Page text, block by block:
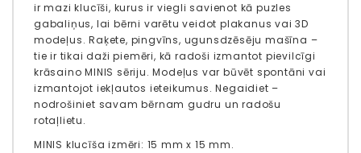
ir mazi klucīši, kurus ir viegli savienot kā puzles
gabaliņus, lai bērni varētu veidot plakanus vai 3D
modeļus. Raķete, pingvīns, ugunsdzēsēju mašīna –
tie ir tikai daži piemēri, kā radoši izmantot pievilcīgi
krāsaino MINIS sēriju. Modeļus var būvēt spontāni vai
izmantojot iekļautos ieteikumus. Negaidiet –
nodrošiniet savam bērnam gudru un radošu
rotaļlietu.
MINIS klucīša izmēri: 15 mm x 15 mm.